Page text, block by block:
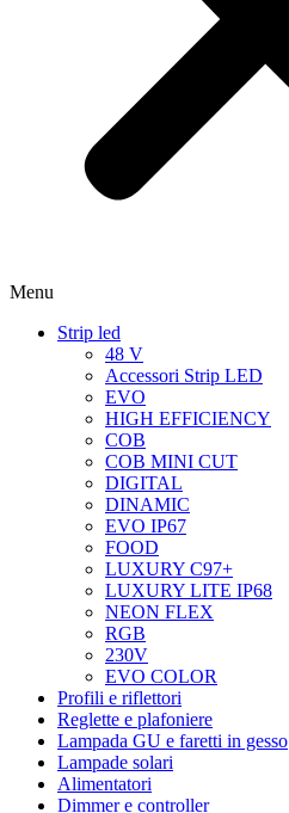
Menu
Strip led
48 V
Accessori Strip LED
EVO
HIGH EFFICIENCY
COB
COB MINI CUT
DIGITAL
DINAMIC
EVO IP67
FOOD
LUXURY C97+
LUXURY LITE IP68
NEON FLEX
RGB
230V
EVO COLOR
Profili e riflettori
Reglette e plafoniere
Lampada GU e faretti in gesso
Lampade solari
Alimentatori
Dimmer e controller